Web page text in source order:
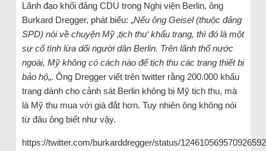
Lãnh đạo khối đảng CDU trong Nghị viện Berlin, ông
Burkard Dregger, phát biểu: „Nếu ông Geisel (thuộc đảng
SPD) nói về chuyện Mỹ ‚tịch thu‘ khẩu trang, thì đó là một
sự cố tình lừa dối người dân Berlin. Trên lãnh thổ nước
ngoài, Mỹ không có cách nào để tịch thu các trang thiết bị
bảo hộ„. Ông Dregger viết trên twitter rằng 200.000 khẩu
trang dành cho cảnh sát Berlin không bị Mỹ tịch thu, mà
là Mỹ thu mua với giá đắt hơn. Tuy nhiên ông không nói
từ đâu ông biết như vậy.
https://twitter.com/burkarddregger/status/